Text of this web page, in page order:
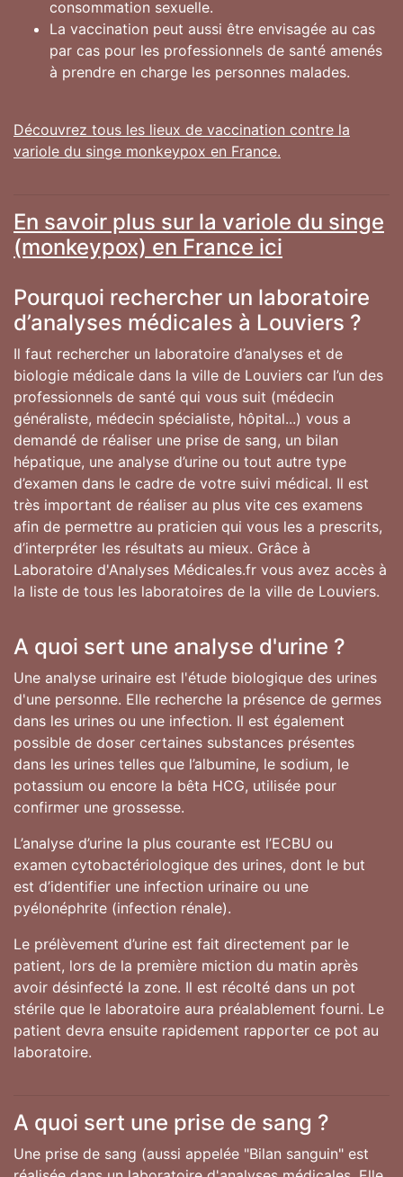
consommation sexuelle.
La vaccination peut aussi être envisagée au cas
par cas pour les professionnels de santé amenés
à prendre en charge les personnes malades.
Découvrez tous les lieux de vaccination contre la
variole du singe monkeypox en France.
En savoir plus sur la variole du singe
(monkeypox) en France ici
Pourquoi rechercher un laboratoire
d’analyses médicales à Louviers ?
Il faut rechercher un laboratoire d’analyses et de
biologie médicale dans la ville de Louviers car l’un des
professionnels de santé qui vous suit (médecin
généraliste, médecin spécialiste, hôpital...) vous a
demandé de réaliser une prise de sang, un bilan
hépatique, une analyse d’urine ou tout autre type
d’examen dans le cadre de votre suivi médical. Il est
très important de réaliser au plus vite ces examens
afin de permettre au praticien qui vous les a prescrits,
d’interpréter les résultats au mieux. Grâce à
Laboratoire d'Analyses Médicales.fr vous avez accès à
la liste de tous les laboratoires de la ville de Louviers.
A quoi sert une analyse d'urine ?
Une analyse urinaire est l'étude biologique des urines
d'une personne. Elle recherche la présence de germes
dans les urines ou une infection. Il est également
possible de doser certaines substances présentes
dans les urines telles que l’albumine, le sodium, le
potassium ou encore la bêta HCG, utilisée pour
confirmer une grossesse.
L’analyse d’urine la plus courante est l’ECBU ou
examen cytobactériologique des urines, dont le but
est d’identifier une infection urinaire ou une
pyélonéphrite (infection rénale).
Le prélèvement d’urine est fait directement par le
patient, lors de la première miction du matin après
avoir désinfecté la zone. Il est récolté dans un pot
stérile que le laboratoire aura préalablement fourni. Le
patient devra ensuite rapidement rapporter ce pot au
laboratoire.
A quoi sert une prise de sang ?
Une prise de sang (aussi appelée "Bilan sanguin" est